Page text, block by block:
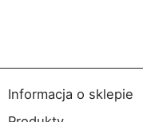
Informacja o sklepie